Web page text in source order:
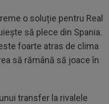
o soluție pentru Real
să plece din Spania.
foarte atras de clima
să rămână să joace în
transfer la rivalele